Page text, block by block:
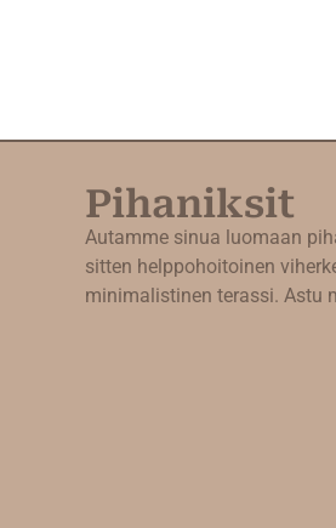
Pihaniksit
Autamme sinua luomaan
sitten helppohoitoinen
minimalistinen terassi. Astu